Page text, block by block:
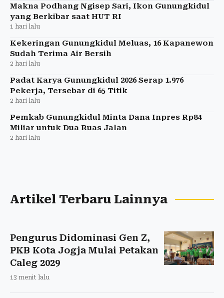
Makna Podhang Ngisep Sari, Ikon Gunungkidul
yang Berkibar saat HUT RI
1 hari lalu
Kekeringan Gunungkidul Meluas, 16 Kapanewon
Sudah Terima Air Bersih
2 hari lalu
Padat Karya Gunungkidul 2026 Serap 1.976
Pekerja, Tersebar di 65 Titik
2 hari lalu
Pemkab Gunungkidul Minta Dana Inpres Rp84
Miliar untuk Dua Ruas Jalan
2 hari lalu
Artikel Terbaru Lainnya
Pengurus Didominasi Gen Z,
PKB Kota Jogja Mulai Petakan
Caleg 2029
13 menit lalu